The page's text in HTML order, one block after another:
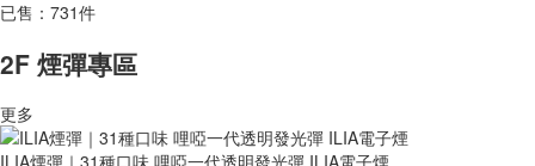
已售：731件
2F 煙彈專區
更多